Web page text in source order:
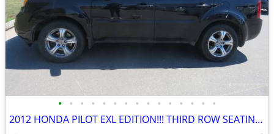
• • • • • • • • • • • • • • •
2012 HONDA PILOT EXL EDITION!!! THIRD ROW SEATING!!! GOOD CONDITION!!!